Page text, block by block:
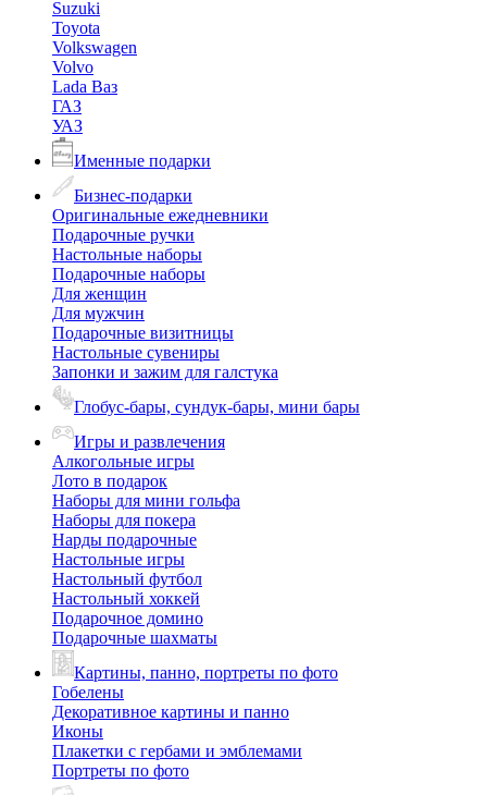
Suzuki
Toyota
Volkswagen
Volvo
Lada Ваз
ГАЗ
УАЗ
Именные подарки
Бизнес-подарки
Оригинальные ежедневники
Подарочные ручки
Настольные наборы
Подарочные наборы
Для женщин
Для мужчин
Подарочные визитницы
Настольные сувениры
Запонки и зажим для галстука
Глобус-бары, сундук-бары, мини бары
Игры и развлечения
Алкогольные игры
Лото в подарок
Наборы для мини гольфа
Наборы для покера
Нарды подарочные
Настольные игры
Настольный футбол
Настольный хоккей
Подарочное домино
Подарочные шахматы
Картины, панно, портреты по фото
Гобелены
Декоративное картины и панно
Иконы
Плакетки с гербами и эмблемами
Портреты по фото